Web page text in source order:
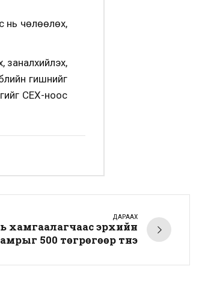
нь чөлөөлөх,
заналхийлэх,
гишүүнийг
СЕХ-ноос
ДАРААХ
хамгаалагчаас эрхийн
500 төгрөгөөр түүнэ